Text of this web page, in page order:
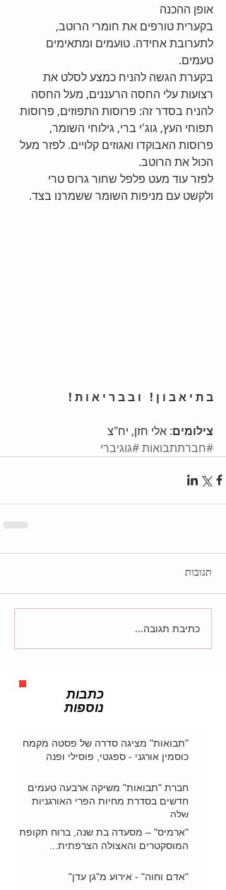
אופן ההכנה
בקערית טורפים את חומרי הרוטב,
לתערובת אחידה. טועמים ומתאימים
טעמים.
בקערת הגשה להניח כמצע לסלט את
רצועות עלי החסה הרעננים, מעל החסה
להניח בסדר זה: פרוסות התפוזים, פרוסות
תפוחי העץ, גוג'י ברי, גילוחי השומר,
פרוסות האבוקדו ואגוזים קלויים. לפזר מעל
הכול את הרוטב.
לפזר עוד מעט פלפל שחור גרוס טרי
ולקשט עם מניפות השומר ששמרנו בצד.
ב ת י א ב ו ן !   ו ב ב ר י א ו ת !
צילומים: אלי חזן, יח"צ
#חברתתבואות#גוגיברי
תגובות
כתיבת תגובה...
כתבות
נוספות
"תבואות" מציגה סדרה של פסטה מקמח
כוסמין אורגני - ספגטי, פוסילי ופנה
חברת "תבואות" משיקה ארבעה טעמים
חדשים בסדרת מחיות הפרי האורגניות
שלה
"ארמיס" – מסעדה בת שנה, ברוח תקופת
המוסקטרים והאצולה הצרפתית...
"אדם וחוה" - אירוע מ"גן עדן"